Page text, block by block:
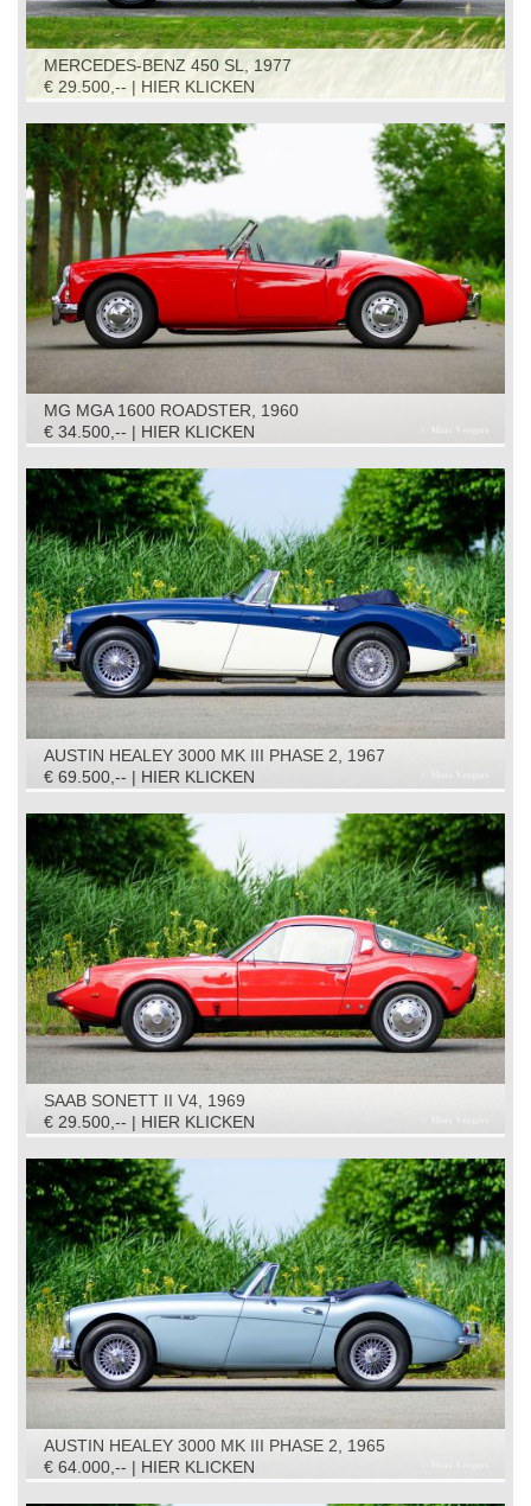
MERCEDES-BENZ 450 SL, 1977
€ 29.500,-- | HIER KLICKEN
MG MGA 1600 ROADSTER, 1960
€ 34.500,-- | HIER KLICKEN
AUSTIN HEALEY 3000 MK III PHASE 2, 1967
€ 69.500,-- | HIER KLICKEN
SAAB SONETT II V4, 1969
€ 29.500,-- | HIER KLICKEN
AUSTIN HEALEY 3000 MK III PHASE 2, 1965
€ 64.000,-- | HIER KLICKEN